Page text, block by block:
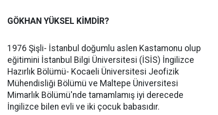
GÖKHAN YÜKSEL KİMDİR?
1976 Şişli- İstanbul doğumlu aslen Kastamonu olup
eğitimini İstanbul Bilgi Üniversitesi (İSİS) İngilizce
Hazırlık Bölümü- Kocaeli Üniversitesi Jeofizik
Mühendisliği Bölümü ve Maltepe Üniversitesi
Mimarlık Bölümü'nde tamamlamış iyi derecede
İngilizce bilen evli ve iki çocuk babasıdır.